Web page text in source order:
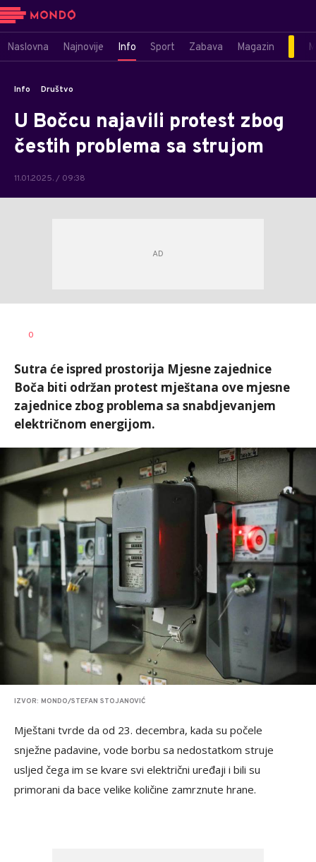
Naslovna Najnovije Info Sport Zabava Magazin
Info Društvo
U Bočcu najavili protest zbog
čestih problema sa strujom
11.01.2025. / 09:38
AUTOR
0
Sutra će ispred prostorija Mjesne zajednice
Boča biti održan protest mještana ove mjesne
zajednice zbog problema sa snabdjevanjem
električnom energijom.
IZVOR: MONDO/STEFAN STOJANOVIĆ
Mještani tvrde da od 23. decembra, kada su počele
snježne padavine, vode borbu sa nedostatkom struje
usljed čega im se kvare svi električni uređaji i bili su
primorani da bace velike količine zamrznute hrane.